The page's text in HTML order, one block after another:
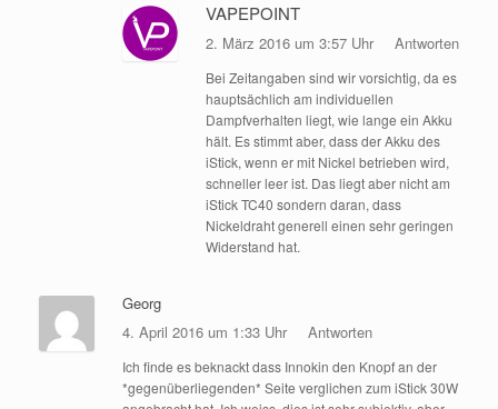
VAPEPOINT
2. März 2016 um 3:57 Uhr Antworten
Bei Zeitangaben sind wir vorsichtig, da es
hauptsächlich am individuellen
Dampfverhalten liegt, wie lange ein Akku
hält. Es stimmt aber, dass der Akku des
iStick, wenn er mit Nickel betrieben wird,
schneller leer ist. Das liegt aber nicht am
iStick TC40 sondern daran, dass
Nickeldraht generell einen sehr geringen
Widerstand hat.
Georg
4. April 2016 um 1:33 Uhr
Antworten
Ich finde es beknackt dass Innokin den Knopf an der
*gegenüberliegenden* Seite verglichen zum iStick 30W